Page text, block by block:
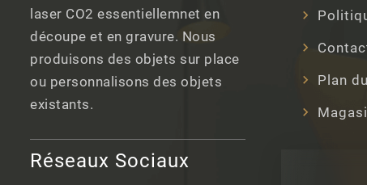
laser CO2 essentiellemnet en
découpe et en gravure. Nous
produisons des objets sur place
ou personnalisons des objets
existants.
Plan
Réseaux Sociaux